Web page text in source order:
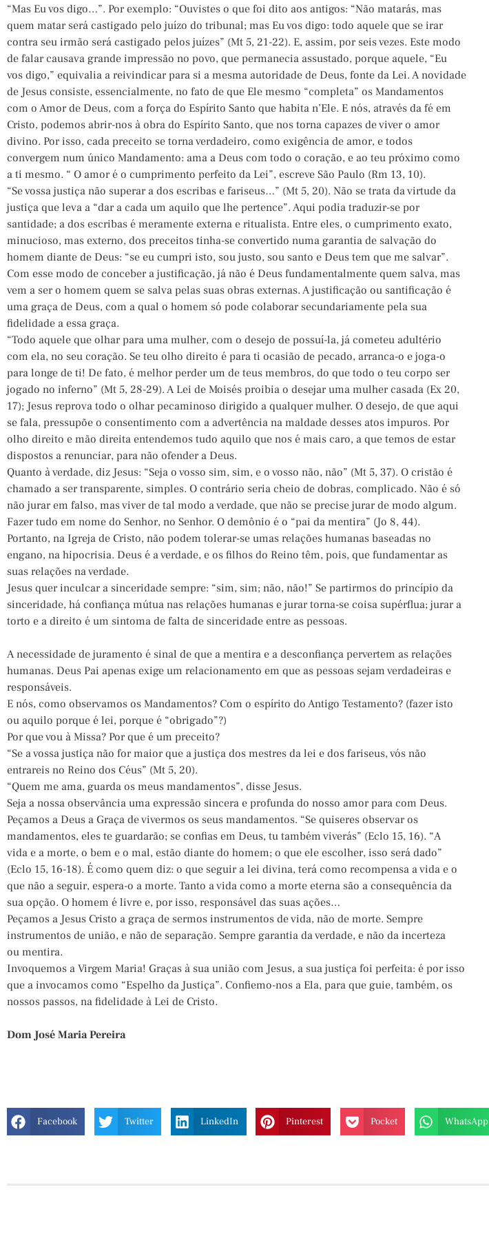
“Mas Eu vos digo…”. Por exemplo: “Ouvistes o que foi dito aos antigos: “Não matarás, mas
quem matar será castigado pelo juízo do tribunal; mas Eu vos digo: todo aquele que se irar
contra seu irmão será castigado pelos juízes” (Mt 5, 21-22). E, assim, por seis vezes. Este modo
de falar causava grande impressão no povo, que permanecia assustado, porque aquele, “Eu
vos digo,” equivalia a reivindicar para si a mesma autoridade de Deus, fonte da Lei. A novidade
de Jesus consiste, essencialmente, no fato de que Ele mesmo “completa” os Mandamentos
com o Amor de Deus, com a força do Espírito Santo que habita n’Ele. E nós, através da fé em
Cristo, podemos abrir-nos à obra do Espírito Santo, que nos torna capazes de viver o amor
divino. Por isso, cada preceito se torna verdadeiro, como exigência de amor, e todos
convergem num único Mandamento: ama a Deus com todo o coração, e ao teu próximo como
a ti mesmo. “ O amor é o cumprimento perfeito da Lei”, escreve São Paulo (Rm 13, 10).
“Se vossa justiça não superar a dos escribas e fariseus…” (Mt 5, 20). Não se trata da virtude da
justiça que leva a “dar a cada um aquilo que lhe pertence”. Aqui podia traduzir-se por
santidade; a dos escribas é meramente externa e ritualista. Entre eles, o cumprimento exato,
minucioso, mas externo, dos preceitos tinha-se convertido numa garantia de salvação do
homem diante de Deus: “se eu cumpri isto, sou justo, sou santo e Deus tem que me salvar”.
Com esse modo de conceber a justificação, já não é Deus fundamentalmente quem salva, mas
vem a ser o homem quem se salva pelas suas obras externas. A justificação ou santificação é
uma graça de Deus, com a qual o homem só pode colaborar secundariamente pela sua
fidelidade a essa graça.
“Todo aquele que olhar para uma mulher, com o desejo de possuí-la, já cometeu adultério
com ela, no seu coração. Se teu olho direito é para ti ocasião de pecado, arranca-o e joga-o
para longe de ti! De fato, é melhor perder um de teus membros, do que todo o teu corpo ser
jogado no inferno” (Mt 5, 28-29). A Lei de Moisés proibia o desejar uma mulher casada (Ex 20,
17); Jesus reprova todo o olhar pecaminoso dirigido a qualquer mulher. O desejo, de que aqui
se fala, pressupõe o consentimento com a advertência na maldade desses atos impuros. Por
olho direito e mão direita entendemos tudo aquilo que nos é mais caro, a que temos de estar
dispostos a renunciar, para não ofender a Deus.
Quanto à verdade, diz Jesus: “Seja o vosso sim, sim, e o vosso não, não” (Mt 5, 37). O cristão é
chamado a ser transparente, simples. O contrário seria cheio de dobras, complicado. Não é só
não jurar em falso, mas viver de tal modo a verdade, que não se precise jurar de modo algum.
Fazer tudo em nome do Senhor, no Senhor. O demônio é o “pai da mentira” (Jo 8, 44).
Portanto, na Igreja de Cristo, não podem tolerar-se umas relações humanas baseadas no
engano, na hipocrisia. Deus é a verdade, e os filhos do Reino têm, pois, que fundamentar as
suas relações na verdade.
Jesus quer inculcar a sinceridade sempre: “sim, sim; não, não!” Se partirmos do princípio da
sinceridade, há confiança mútua nas relações humanas e jurar torna-se coisa supérflua; jurar a
torto e a direito é um sintoma de falta de sinceridade entre as pessoas.
A necessidade de juramento é sinal de que a mentira e a desconfiança pervertem as relações
humanas. Deus Pai apenas exige um relacionamento em que as pessoas sejam verdadeiras e
responsáveis.
E nós, como observamos os Mandamentos? Com o espírito do Antigo Testamento? (fazer isto
ou aquilo porque é lei, porque é “obrigado”?)
Por que vou à Missa? Por que é um preceito?
“Se a vossa justiça não for maior que a justiça dos mestres da lei e dos fariseus, vós não
entrareis no Reino dos Céus” (Mt 5, 20).
“Quem me ama, guarda os meus mandamentos”, disse Jesus.
Seja a nossa observância uma expressão sincera e profunda do nosso amor para com Deus.
Peçamos a Deus a Graça de vivermos os seus mandamentos. “Se quiseres observar os
mandamentos, eles te guardarão; se confias em Deus, tu também viverás” (Eclo 15, 16). “A
vida e a morte, o bem e o mal, estão diante do homem; o que ele escolher, isso será dado”
(Eclo 15, 16-18). É como quem diz: o que seguir a lei divina, terá como recompensa a vida e o
que não a seguir, espera-o a morte. Tanto a vida como a morte eterna são a consequência da
sua opção. O homem é livre e, por isso, responsável das suas ações…
Peçamos a Jesus Cristo a graça de sermos instrumentos de vida, não de morte. Sempre
instrumentos de união, e não de separação. Sempre garantia da verdade, e não da incerteza
ou mentira.
Invoquemos a Virgem Maria! Graças à sua união com Jesus, a sua justiça foi perfeita: é por isso
que a invocamos como “Espelho da Justiça”. Confiemo-nos a Ela, para que guie, também, os
nossos passos, na fidelidade à Lei de Cristo.
Dom José Maria Pereira
Facebook Twitter LinkedIn Pinterest Pocket WhatsApp